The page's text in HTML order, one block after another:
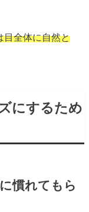
目全体に自然と
にするため
慣れてもら